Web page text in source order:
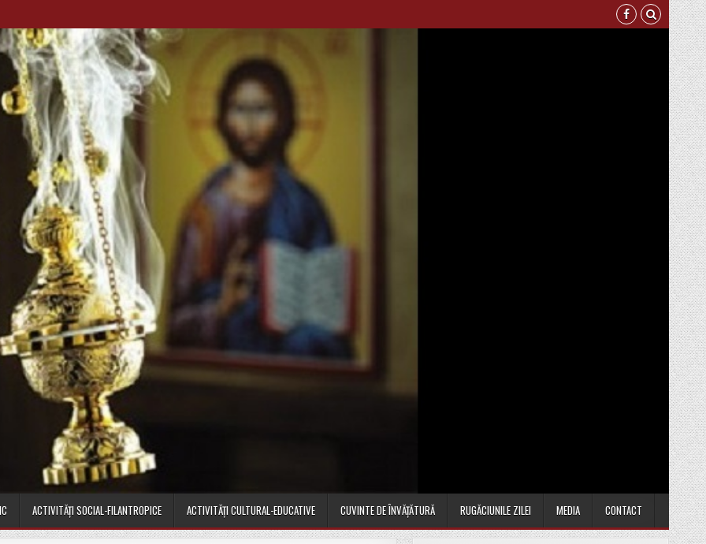
ACTIVITĂȚI SOCIAL-FILANTROPICE ACTIVITĂȚI CULTURAL-EDUCATIVE CUVINTE DE ÎNVĂȚĂTURĂ RUGĂCIUNILE ZILEI MEDIA CONTACT